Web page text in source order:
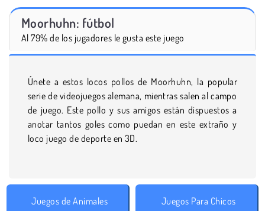
Moorhuhn: fútbol
Al 79% de los jugadores le gusta este juego
Únete a estos locos pollos de Moorhuhn, la popular
serie de videojuegos alemana, mientras salen al campo
de juego. Este pollo y sus amigos están dispuestos a
anotar tantos goles como puedan en este extraño y
loco juego de deporte en 3D.
Juegos de Animales Juegos Para Chicos